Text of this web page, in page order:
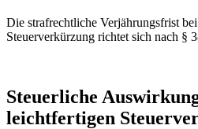
Die strafrechtliche Verjährungsfrist
Steuerverkürzung richtet sich nach §
Steuerliche
leichtfertigen